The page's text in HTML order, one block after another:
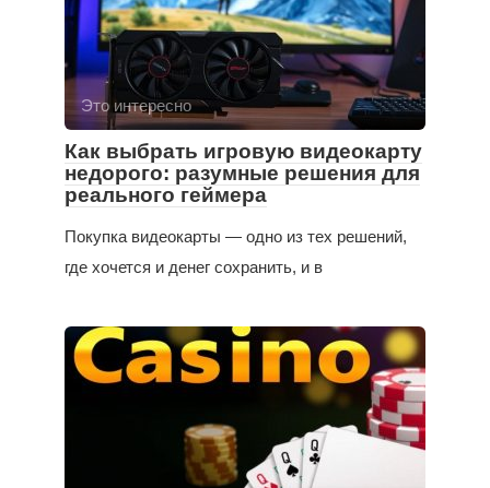
Это интересно
Как выбрать игровую видеокарту
недорого: разумные решения для
реального геймера
Покупка видеокарты — одно из тех решений,
где хочется и денег сохранить, и в